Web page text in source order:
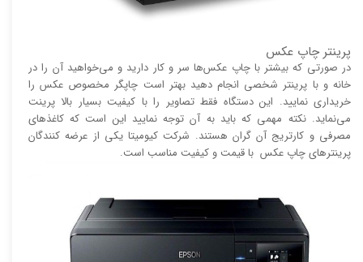
پرینتر چاپ عکس
در صورتی که بیشتر با چاپ عکس‌ها سر و کار دارید و می‌خواهید آن را در
خانه و با پرینتر شخصی انجام دهید بهتر است چاپگر مخصوص عکس را
خریداری نمایید. این دستگاه فقط تصاویر را با کیفیت بسیار بالا پرینت
می‌نماید. نکته مهمی که باید به آن توجه نمایید این است که کاغذ‌های
مصرفی و کارتریج آن گران هستند. شرکت کیومیتا یکی از عرضه کنندگان
پرینتر‌های چاپ عکس با قیمت و کیفیت مناسب است.